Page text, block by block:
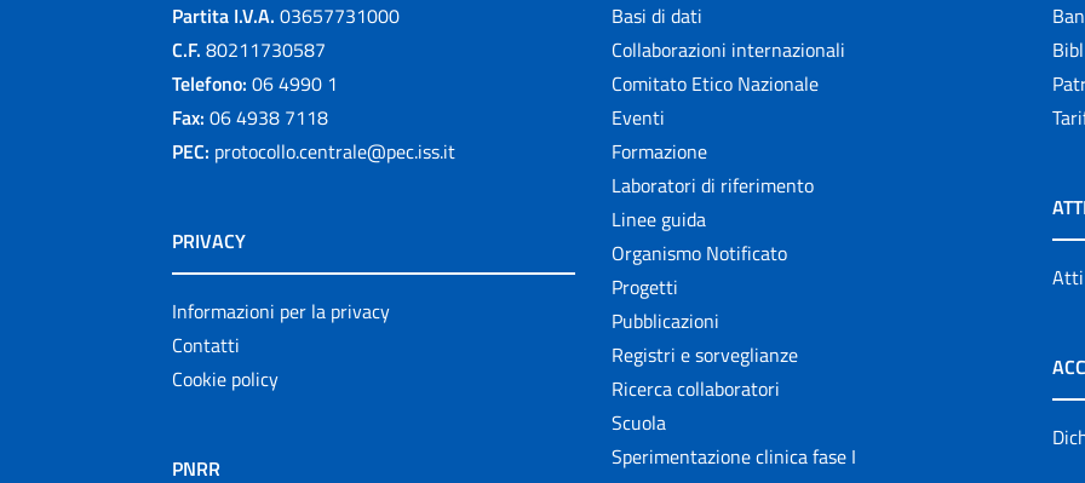
Partita I.V.A. 03657731000
C.F. 80211730587
Telefono: 06 4990 1
Fax: 06 4938 7118
PEC: protocollo.centrale@pec.iss.it
PRIVACY
Informazioni per la privacy
Contatti
Cookie policy
PNRR
Basi di dati
Collaborazioni internazionali
Comitato Etico Nazionale
Eventi
Formazione
Laboratori di riferimento
Linee guida
Organismo Notificato
Progetti
Pubblicazioni
Registri e sorveglianze
Ricerca collaboratori
Scuola
Sperimentazione clinica fase I
Atti